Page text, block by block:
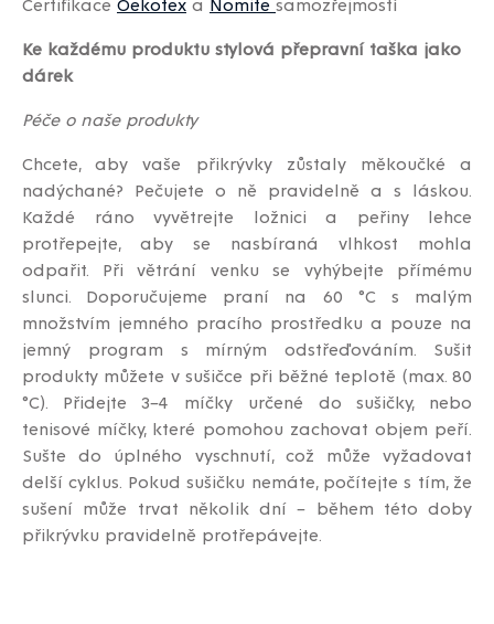
Ke každému produktu stylová přepravní taška jako
dárek
Péče o naše produkty
Chcete, aby vaše přikrývky zůstaly měkoučké a
nadýchané? Pečujete o ně pravidelně a s láskou.
Každé ráno vyvětrejte ložnici a peřiny lehce
protřepejte, aby se nasbíraná vlhkost mohla
odpařit. Při větrání venku se vyhýbejte přímému
slunci. Doporučujeme praní na 60 °C s malým
množstvím jemného pracího prostředku a pouze na
jemný program s mírným odstřeďováním. Sušit
produkty můžete v sušičce při běžné teplotě (max. 80
°C). Přidejte 3–4 míčky určené do sušičky, nebo
tenisové míčky, které pomohou zachovat objem peří.
Sušte do úplného vyschnutí, což může vyžadovat
delší cyklus. Pokud sušičku nemáte, počítejte s tím, že
sušení může trvat několik dní – během této doby
přikrývku pravidelně protřepávejte.